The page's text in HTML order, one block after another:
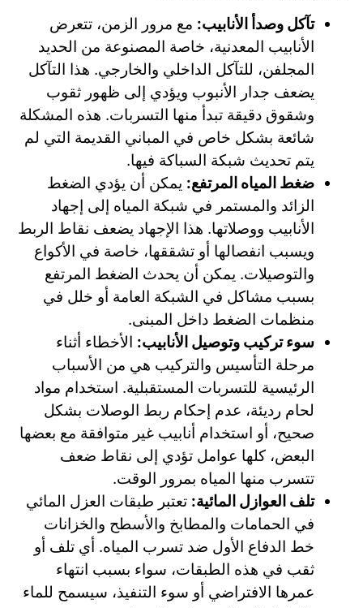
تآكل وصدأ الأنابيب: مع مرور الزمن، تتعرض
الأنابيب المعدنية، خاصة المصنوعة من الحديد
المجلفن، للتآكل الداخلي والخارجي. هذا التآكل
يضعف جدار الأنبوب ويؤدي إلى ظهور ثقوب
وشقوق دقيقة تبدأ منها التسربات. هذه المشكلة
شائعة بشكل خاص في المباني القديمة التي لم
يتم تحديث شبكة السباكة فيها.
ضغط المياه المرتفع: يمكن أن يؤدي الضغط
الزائد والمستمر في شبكة المياه إلى إجهاد
الأنابيب ووصلاتها. هذا الإجهاد يضعف نقاط الربط
ويسبب انفصالها أو تشققها، خاصة في الأكواع
والتوصيلات. يمكن أن يحدث الضغط المرتفع
بسبب مشاكل في الشبكة العامة أو خلل في
منظمات الضغط داخل المبنى.
سوء تركيب وتوصيل الأنابيب: الأخطاء أثناء
مرحلة التأسيس والتركيب هي من الأسباب
الرئيسية للتسربات المستقبلية. استخدام مواد
لحام رديئة، عدم إحكام ربط الوصلات بشكل
صحيح، أو استخدام أنابيب غير متوافقة مع بعضها
البعض، كلها عوامل تؤدي إلى نقاط ضعف
تتسرب منها المياه بمرور الوقت.
تلف العوازل المائية: تعتبر طبقات العزل المائي
في الحمامات والمطابخ والأسطح والخزانات
خط الدفاع الأول ضد تسرب المياه. أي تلف أو
ثقب في هذه الطبقات، سواء بسبب انتهاء
عمرها الافتراضي أو سوء التنفيذ، سيسمح للماء